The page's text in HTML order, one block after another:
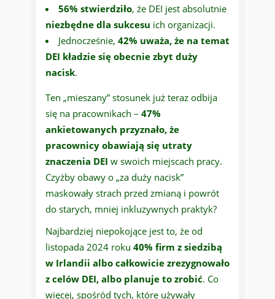
56% stwierdziło, że DEI jest absolutnie
niezbędne dla sukcesu ich organizacji.
Jednocześnie, 42% uważa, że na temat
DEI kładzie się obecnie zbyt duży
nacisk.
Ten „mieszany” stosunek już teraz odbija
się na pracownikach – 47%
ankietowanych przyznało, że
pracownicy obawiają się utraty
znaczenia DEI w swoich miejscach pracy.
Czyżby obawy o „za duży nacisk”
maskowały strach przed zmianą i powrót
do starych, mniej inkluzywnych praktyk?
Najbardziej niepokojące jest to, że od
listopada 2024 roku 40% firm z siedzibą
w Irlandii albo całkowicie zrezygnowało
z celów DEI, albo planuje to zrobić. Co
więcej, spośród tych, które używały